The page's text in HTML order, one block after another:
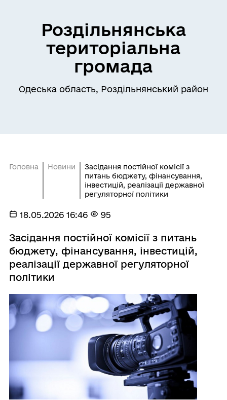
Роздільнянська
територіальна
громада
Одеська область, Роздільнянський район
Головна Новини
Засідання постійної комісії з
питань бюджету, фінансування,
інвестицій, реалізації державної
регуляторної політики
18.05.2026 16:46 95
Засідання постійної комісії з питань
бюджету, фінансування, інвестицій,
реалізації державної регуляторної
політики